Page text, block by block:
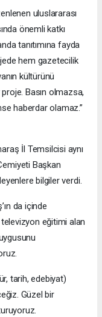
uluslararası
önemli katkı
tanıtımına fayda
hem gazetecilik
kültürünü
Basın olmazsa,
haberdar olamaz.”
İl Temsilcisi aynı
Başkan
bilgiler verdi.
da içinde
eğitimi alan
tarih, edebiyat)
Güzel bir